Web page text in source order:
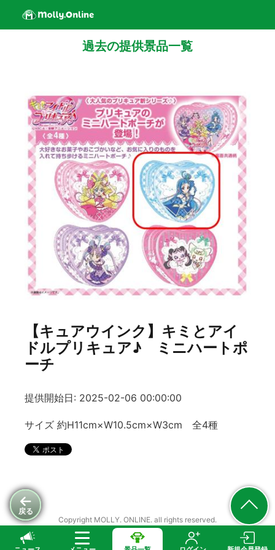
戻る
過去の提供景品一覧
【キュアウインク】キミとアイ
ドルプリキュア♪ ミニハートポ
ーチ
提供開始日: 2025-02-06 00:00:00
サイズ 約H11cm×W10.5cm×W3cm 全4種
Copyright MOLLY. ONLINE. all rights reserved.